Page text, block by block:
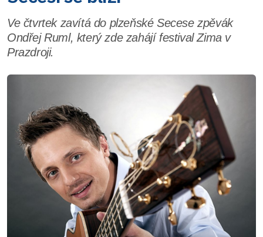
Ve čtvrtek zavítá do plzeňské Secese zpěvák
Ondřej Ruml, který zde zahájí festival Zima v
Prazdroji.